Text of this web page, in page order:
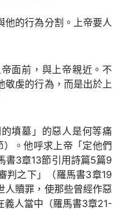
他的行為分割。上帝要人
面前，與上帝親近。不
敬虔的行為，而是出於上
墳墓」的惡人是何等痛
。他呼求上帝「定他們
書3章13節引用詩篇5篇9
判之下」（羅馬書3章19
人贖罪，使那些曾經作惡
義人當中（羅馬書3章21-